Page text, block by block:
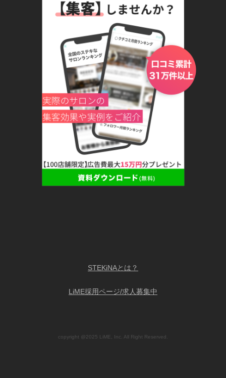
STEKiNAとは？
LiME採用ページ/求人募集中
copyright @2025 LiME, Inc. All Right Reserved.